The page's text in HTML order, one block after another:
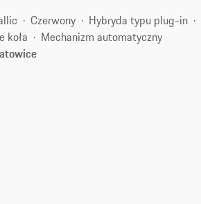
Czerwony Hybryda typu plug-in
koła
Mechanizm automatyczny